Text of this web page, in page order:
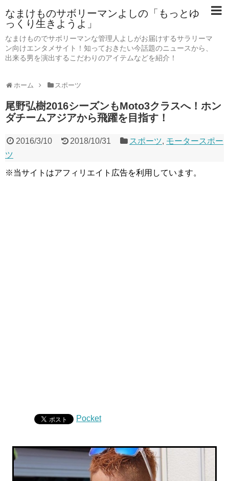
なまけものサボリーマンよしの「もっとゆ
っくり生きようよ」
なまけものでサボリーマンな管理人よしがお届けするサラリーマ
ン向けエンタメサイト！知っておきたい今話題のニュースから、
出来る男を演出するこだわりのアイテムなどを紹介！
ホーム スポーツ
尾野弘樹2016シーズンもMoto3クラスへ！ホン
ダチームアジアから飛躍を目指す！
2016/3/10 2018/10/31 スポーツ, モータースポー
ツ
※当サイトはアフィリエイト広告を利用しています。
Pocket